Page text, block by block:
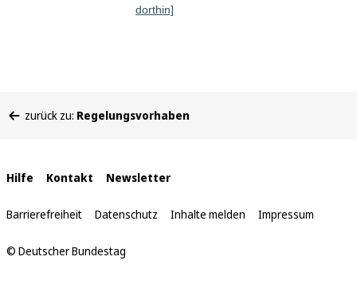
dorthin]
befinden
zurück zu: Regelungsvorhaben
Interne
Links
Hilfe Kontakt Newsletter
Barrierefreiheit Datenschutz Inhalte melden Impressum
© Deutscher Bundestag